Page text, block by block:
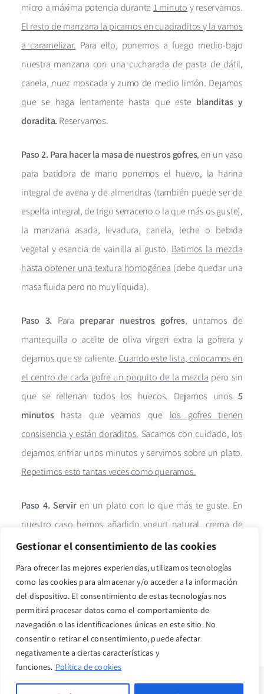
Gestionar el consentimiento de las cookies
Para ofrecer las mejores experiencias, utilizamos tecnologías
como las cookies para almacenar y/o acceder a la información
del dispositivo. El consentimiento de estas tecnologías nos
permitirá procesar datos como el comportamiento de
navegación o las identificaciones únicas en este sitio. No
consentir o retirar el consentimiento, puede afectar
negativamente a ciertas características y
funciones. Política de cookies
micro a máxima potencia durante 1 minuto y reservamos.
El resto de manzana la picamos en cuadraditos y la vamos
a caramelizar. Para ello, ponemos a fuego medio-bajo
nuestra manzana con una cucharada de pasta de dátil,
canela, nuez moscada y zumo de medio limón. Dejamos
que se haga lentamente hasta que este blanditas y
doradita. Reservamos.
Paso 2. Para hacer la masa de nuestros gofres, en un vaso
para batidora de mano ponemos el huevo, la harina
integral de avena y de almendras (también puede ser de
espelta integral, de trigo serraceno o la que más os guste),
la manzana asada, levadura, canela, leche o bebida
vegetal y esencia de vainilla al gusto. Batimos la mezcla
hasta obtener una textura homogénea (debe quedar una
masa fluida pero no muy líquida).
Paso 3. Para preparar nuestros gofres, untamos de
mantequilla o aceite de oliva virgen extra la gofrera y
dejamos que se caliente. Cuando este lista, colocamos en
el centro de cada gofre un poquito de la mezcla pero sin
que se rellenan todos los huecos. Dejamos unos5
minutoshasta que veamos que los gofres tienen
consisencia y están doraditos. Sacamos con cuidado, los
dejamos enfriar unos minutos y servimos sobre un plato.
Repetimos esto tantas veces como queramos.
Paso 4. Serviren un plato con lo que más te guste. En
nuestro caso hemos añadidoyogurt natural, crema de
anacardos, vainilla y canela, arándanos, granada,
manzana caramelizada y láminas de almendra natural.
También te puede
gustar...
Copyright © 2022 · purahealthyvida